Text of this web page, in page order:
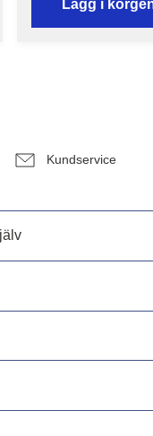
Lägg i
Kundservice